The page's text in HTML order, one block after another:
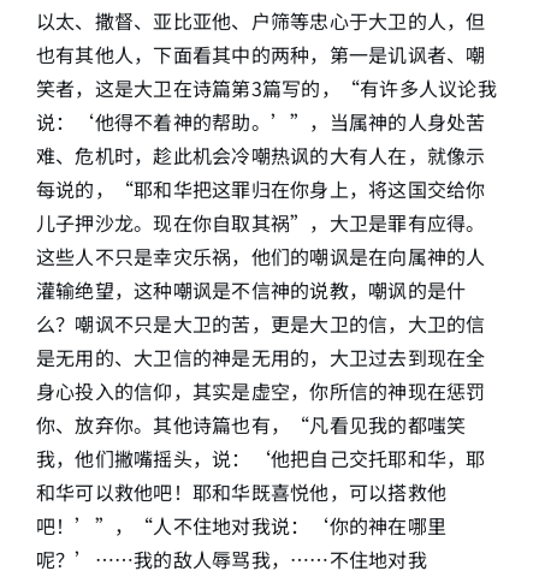
以太、撒督、亚比亚他、户筛等忠心于大卫的人，但
也有其他人，下面看其中的两种，第一是讥讽者、嘲
笑者，这是大卫在诗篇第3篇写的，“有许多人议论我
说：‘他得不着神的帮助。’”，当属神的人身处苦
难、危机时，趁此机会冷嘲热讽的大有人在，就像示
每说的，“耶和华把这罪归在你身上，将这国交给你
儿子押沙龙。现在你自取其祸”，大卫是罪有应得。
这些人不只是幸灾乐祸，他们的嘲讽是在向属神的人
灌输绝望，这种嘲讽是不信神的说教，嘲讽的是什
么？嘲讽不只是大卫的苦，更是大卫的信，大卫的信
是无用的、大卫信的神是无用的，大卫过去到现在全
身心投入的信仰，其实是虚空，你所信的神现在惩罚
你、放弃你。其他诗篇也有，“凡看见我的都嗤笑
我，他们撇嘴摇头，说：‘他把自己交托耶和华，耶
和华可以救他吧！耶和华既喜悦他，可以搭救他
吧！’”，“人不住地对我说：‘你的神在哪里
呢？’……我的敌人辱骂我，……不住地对我